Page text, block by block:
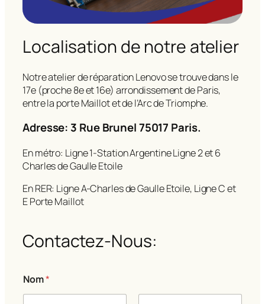
Localisation de notre atelier
Notre atelier de réparation Lenovo se trouve dans le
17e (proche 8e et 16e) arrondissement de Paris,
entre la porte Maillot et de l’Arc de Triomphe.
Adresse: 3 Rue Brunel 75017 Paris.
En métro: Ligne 1-Station Argentine Ligne 2 et 6
Charles de Gaulle Etoile
En RER: Ligne A-Charles de Gaulle Etoile, Ligne C et
E Porte Maillot
Contactez-Nous:
Nom*